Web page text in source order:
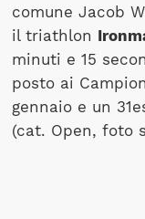
comune Jacob
il triathlon
minuti e 15
posto ai
gennaio e un
(cat. Open, foto